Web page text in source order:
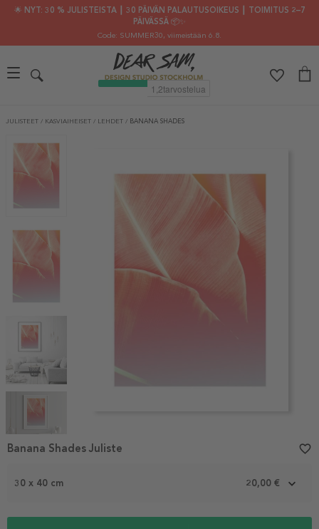
🌟 NYT: 30 % JULISTEISTA ┃ 30 PÄIVÄN PALAUTUSOIKEUS ┃ TOIMITUS 2–7
PÄIVÄSSÄ 📦✨
Code: SUMMER30, viimeistään 6.8.
JULISTEET / KASVIAIHEISET / LEHDET / BANANA SHADES
1
30 x 40 cm 20,00 €
Banana Shades Juliste favorite_border